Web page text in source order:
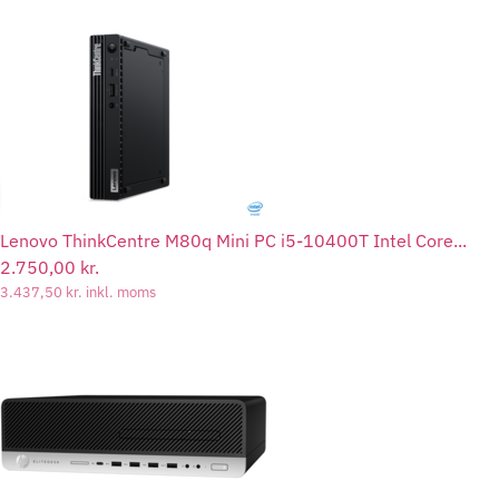
Lenovo ThinkCentre M80q Mini PC i5-10400T Intel Core...
2.750,00 kr.
3.437,50 kr. inkl. moms